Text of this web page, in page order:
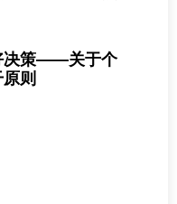
决策——关于个
则